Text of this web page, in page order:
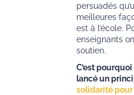
persuadés
meilleures
est à l’école.
enseignants
soutien.
C’est
lancé un
solidarité